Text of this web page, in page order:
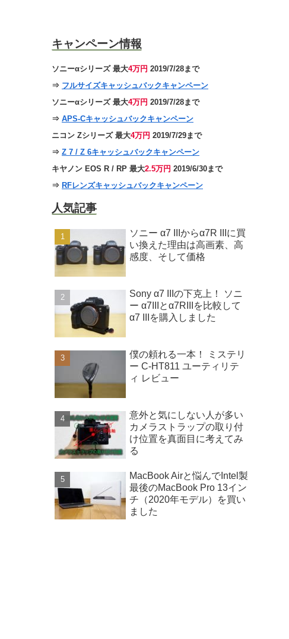
キャンペーン情報
ソニーαシリーズ 最大4万円 2019/7/28まで
⇒ フルサイズキャッシュバックキャンペーン
ソニーαシリーズ 最大4万円 2019/7/28まで
⇒ APS-Cキャッシュバックキャンペーン
ニコン Zシリーズ 最大4万円 2019/7/29まで
⇒ Z 7 / Z 6キャッシュバックキャンペーン
キヤノン EOS R / RP 最大2.5万円 2019/6/30まで
⇒ RFレンズキャッシュバックキャンペーン
人気記事
ソニー α7 IIIからα7R IIIに買
い換えた理由は高画素、高
感度、そして価格
Sony α7 IIIの下克上！ ソニ
ー α7IIIとα7RIIIを比較して
α7 IIIを購入しました
僕の頼れる一本！ ミステリ
ー C-HT811 ユーティリテ
ィ レビュー
意外と気にしない人が多い
カメラストラップの取り付
け位置を真面目に考えてみ
る
MacBook Airと悩んでIntel製
最後のMacBook Pro 13イン
チ（2020年モデル）を買い
ました